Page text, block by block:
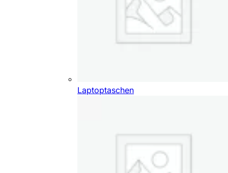
Laptoptaschen